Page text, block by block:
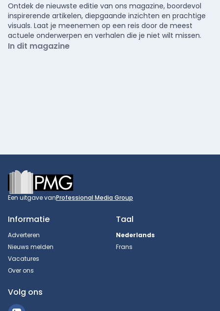
Ontdek de nieuwste editie van ons magazine, boordevol
inspirerende artikelen, diepgaande inzichten en prachtige
visuals. Laat je meenemen op een reis door de meest
actuele onderwerpen en verhalen die je niet wilt missen.
In dit magazine
Footer
Een uitgave vanProfessional Media Group
Informatie
Adverteren
Nieuws melden
Vacatures
Over ons
Taal
Nederlands
Frans
Volg ons